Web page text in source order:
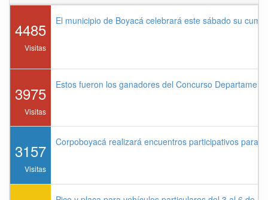
4485
Visitas
El municipio de Boyacá celebrará este sábado su
3975
Visitas
Estos fueron los ganadores del Concurso
3157
Visitas
Corpoboyacá realizará encuentros participativos para